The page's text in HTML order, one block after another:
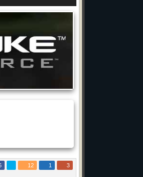
12 1 3